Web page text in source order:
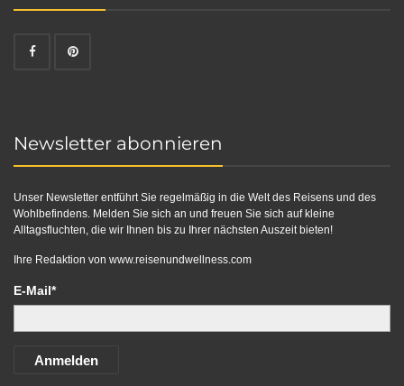
Newsletter abonnieren
Unser Newsletter entführt Sie regelmäßig in die Welt des Reisens und des
Wohlbefindens. Melden Sie sich an und freuen Sie sich auf kleine
Alltagsfluchten, die wir Ihnen bis zu Ihrer nächsten Auszeit bieten!
Ihre Redaktion von www.reisenundwellness.com
E-Mail*
Anmelden